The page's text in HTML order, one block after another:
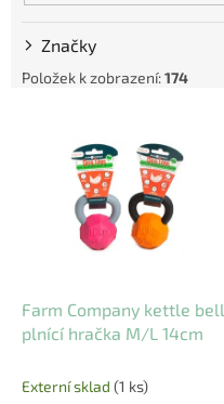
Značky
Položek k zobrazení:174
Farm Company kettle bell
plnící hračka M/L 14cm
Externí sklad (1 ks)